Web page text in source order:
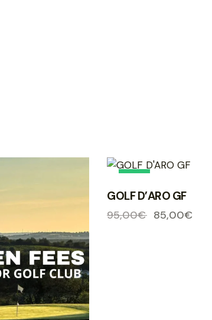
GOLF D’ARO GF
95,00€ 85,00€